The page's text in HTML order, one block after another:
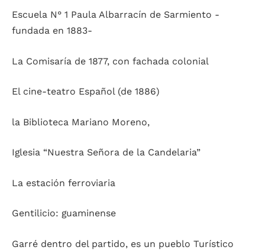
Escuela N° 1 Paula Albarracín de Sarmiento -
fundada en 1883-
La Comisaría de 1877, con fachada colonial
El cine-teatro Español (de 1886)
la Biblioteca Mariano Moreno,
Iglesia “Nuestra Señora de la Candelaria”
La estación ferroviaria
Gentilicio: guaminense
Garré dentro del partido, es un pueblo Turístico